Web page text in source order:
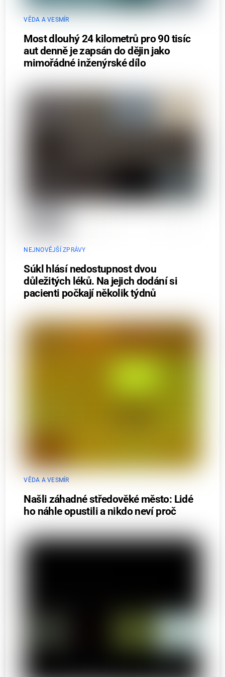
VĚDA A VESMÍR
Most dlouhý 24 kilometrů pro 90 tisíc
aut denně je zapsán do dějin jako
mimořádné inženýrské dílo
NEJNOVĚJŠÍ ZPRÁVY
Súkl hlásí nedostupnost dvou
důležitých léků. Na jejich dodání si
pacienti počkají několik týdnů
VĚDA A VESMÍR
Našli záhadné středověké město: Lidé
ho náhle opustili a nikdo neví proč